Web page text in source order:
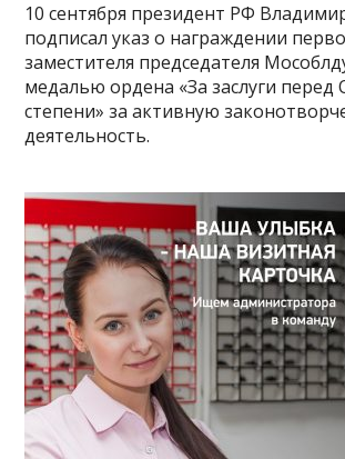
10 сентября президент РФ
подписал указ о награждении
заместителя председателя
медалью ордена «За заслуги перед
степени» за активную
деятельность.